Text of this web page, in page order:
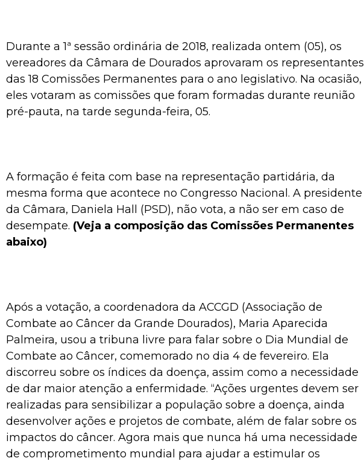
Durante a 1ª sessão ordinária de 2018, realizada ontem (05), os
vereadores da Câmara de Dourados aprovaram os representantes
das 18 Comissões Permanentes para o ano legislativo. Na ocasião,
eles votaram as comissões que foram formadas durante reunião
pré-pauta, na tarde segunda-feira, 05.
A formação é feita com base na representação partidária, da
mesma forma que acontece no Congresso Nacional. A presidente
da Câmara, Daniela Hall (PSD), não vota, a não ser em caso de
desempate. (Veja a composição das Comissões Permanentes
abaixo)
Após a votação, a coordenadora da ACCGD (Associação de
Combate ao Câncer da Grande Dourados), Maria Aparecida
Palmeira, usou a tribuna livre para falar sobre o Dia Mundial de
Combate ao Câncer, comemorado no dia 4 de fevereiro. Ela
discorreu sobre os índices da doença, assim como a necessidade
de dar maior atenção a enfermidade. “Ações urgentes devem ser
realizadas para sensibilizar a população sobre a doença, ainda
desenvolver ações e projetos de combate, além de falar sobre os
impactos do câncer. Agora mais que nunca há uma necessidade
de comprometimento mundial para ajudar a estimular os